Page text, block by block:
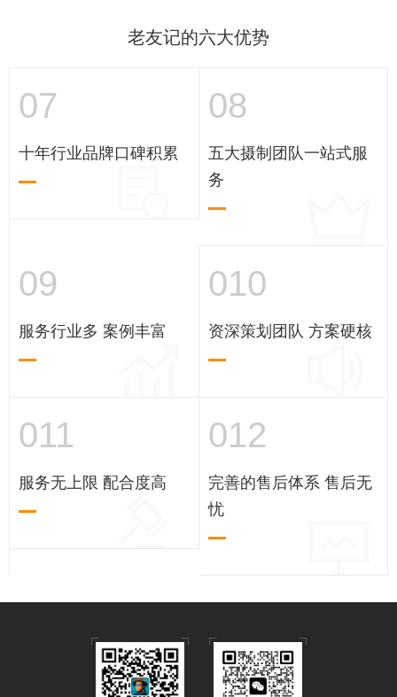
老友记的六大优势
07
十年行业品牌口碑积累
08
五大摄制团队一站式服
务
09
服务行业多 案例丰富
010
资深策划团队 方案硬核
011
服务无上限 配合度高
012
完善的售后体系 售后无
忧